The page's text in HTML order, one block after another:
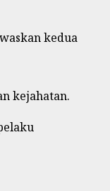
kedua
kejahatan.